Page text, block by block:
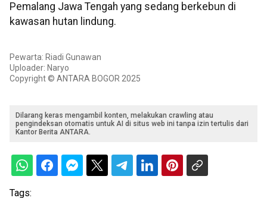
Pemalang Jawa Tengah yang sedang berkebun di
kawasan hutan lindung.
Pewarta: Riadi Gunawan
Uploader: Naryo
Copyright © ANTARA BOGOR 2025
Dilarang keras mengambil konten, melakukan crawling atau
pengindeksan otomatis untuk AI di situs web ini tanpa izin tertulis dari
Kantor Berita ANTARA.
Tags: